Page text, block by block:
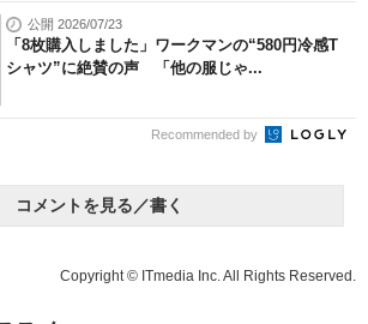
公開 2026/07/23
「8枚購入しました」ワークマンの“580円冷感T
シャツ”に絶賛の声 「他の服じゃ...
Recommended by
コメントを見る／書く
Copyright © ITmedia Inc. All Rights Reserved.